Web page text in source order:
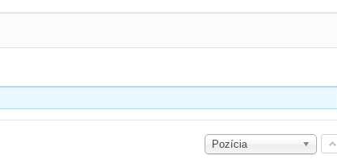
Pozícia